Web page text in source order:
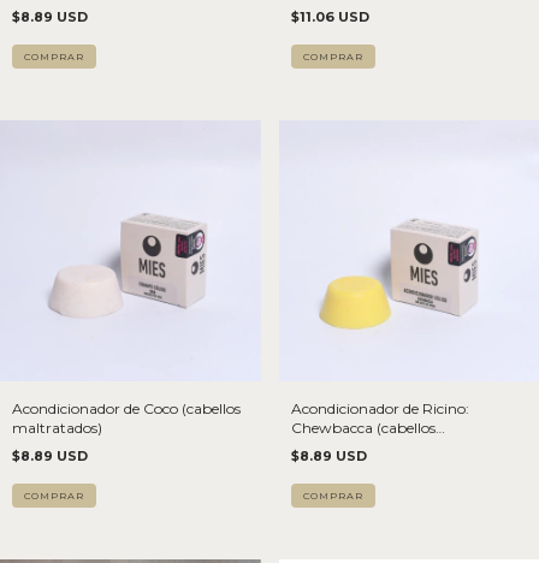
$8.89 USD $11.06 USD
Acondicionador de Coco (cabellos
maltratados)
$8.89 USD
Acondicionador de Ricino:
Chewbacca (cabellos
finos/quebradizos)
$8.89 USD